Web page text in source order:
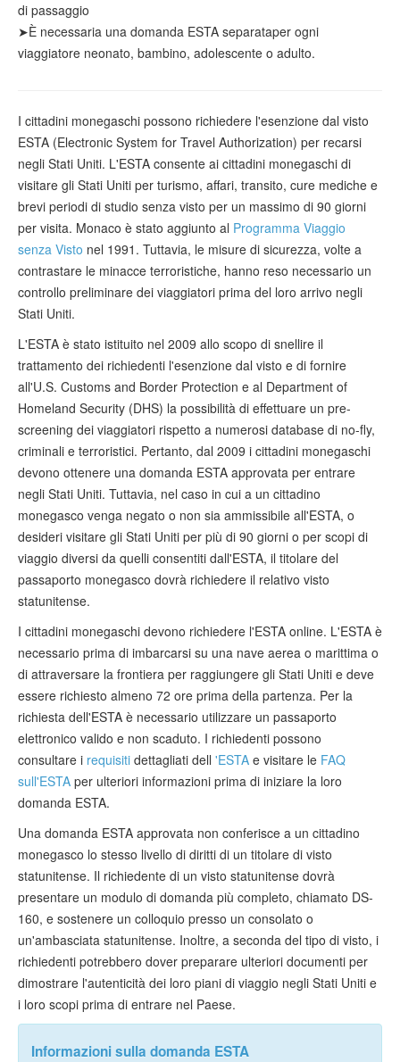
di passaggio
➤È necessaria una domanda ESTA separataper ogni
viaggiatore neonato, bambino, adolescente o adulto.
I cittadini monegaschi possono richiedere l'esenzione dal visto
ESTA (Electronic System for Travel Authorization) per recarsi
negli Stati Uniti. L'ESTA consente ai cittadini monegaschi di
visitare gli Stati Uniti per turismo, affari, transito, cure mediche e
brevi periodi di studio senza visto per un massimo di 90 giorni
per visita. Monaco è stato aggiunto al Programma Viaggio
senza Visto nel 1991. Tuttavia, le misure di sicurezza, volte a
contrastare le minacce terroristiche, hanno reso necessario un
controllo preliminare dei viaggiatori prima del loro arrivo negli
Stati Uniti.
L'ESTA è stato istituito nel 2009 allo scopo di snellire il
trattamento dei richiedenti l'esenzione dal visto e di fornire
all'U.S. Customs and Border Protection e al Department of
Homeland Security (DHS) la possibilità di effettuare un pre-
screening dei viaggiatori rispetto a numerosi database di no-fly,
criminali e terroristici. Pertanto, dal 2009 i cittadini monegaschi
devono ottenere una domanda ESTA approvata per entrare
negli Stati Uniti. Tuttavia, nel caso in cui a un cittadino
monegasco venga negato o non sia ammissibile all'ESTA, o
desideri visitare gli Stati Uniti per più di 90 giorni o per scopi di
viaggio diversi da quelli consentiti dall'ESTA, il titolare del
passaporto monegasco dovrà richiedere il relativo visto
statunitense.
I cittadini monegaschi devono richiedere l'ESTA online. L'ESTA è
necessario prima di imbarcarsi su una nave aerea o marittima o
di attraversare la frontiera per raggiungere gli Stati Uniti e deve
essere richiesto almeno 72 ore prima della partenza. Per la
richiesta dell'ESTA è necessario utilizzare un passaporto
elettronico valido e non scaduto. I richiedenti possono
consultare i requisiti dettagliati dell 'ESTA e visitare le FAQ
sull'ESTA per ulteriori informazioni prima di iniziare la loro
domanda ESTA.
Una domanda ESTA approvata non conferisce a un cittadino
monegasco lo stesso livello di diritti di un titolare di visto
statunitense. Il richiedente di un visto statunitense dovrà
presentare un modulo di domanda più completo, chiamato DS-
160, e sostenere un colloquio presso un consolato o
un'ambasciata statunitense. Inoltre, a seconda del tipo di visto, i
richiedenti potrebbero dover preparare ulteriori documenti per
dimostrare l'autenticità dei loro piani di viaggio negli Stati Uniti e
i loro scopi prima di entrare nel Paese.
Informazioni sulla domanda ESTA